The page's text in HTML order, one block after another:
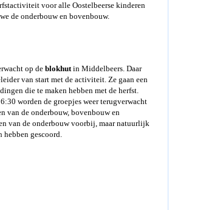
voor alle Oostelbeerse kinderen
de onderbouw en bovenbouw.
op de blokhutin Middelbeers. Daar
van start met de activiteit. Ze gaan een
die te maken hebben met de herfst.
worden de groepjes weer terugverwacht
van de onderbouw, bovenbouw en
van de onderbouw voorbij, maar natuurlijk
hebben gescoord.